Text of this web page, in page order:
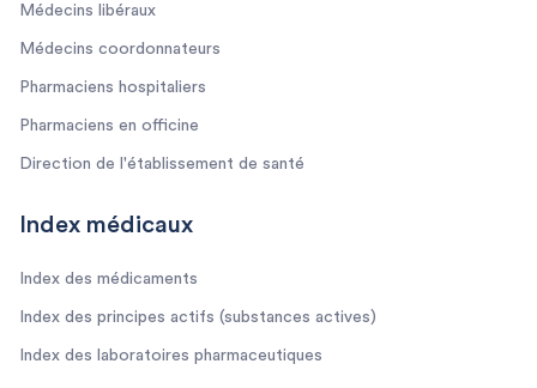
Médecins libéraux
Médecins coordonnateurs
Pharmaciens hospitaliers
Pharmaciens en officine
Direction de l'établissement de santé
Index médicaux
Index des médicaments
Index des principes actifs (substances actives)
Index des laboratoires pharmaceutiques